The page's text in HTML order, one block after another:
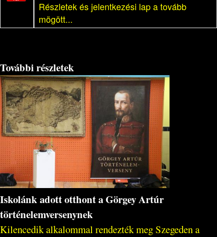
Részletek és jelentkezési lap a tovább
mögött...
További részletek
Iskolánk adott otthont a Görgey Artúr
történelemversenynek
Kilencedik alkalommal rendezték meg Szegeden a